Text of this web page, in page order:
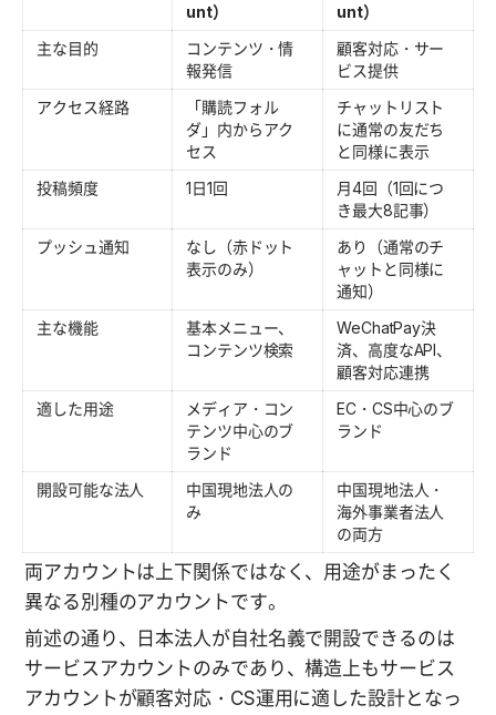
unt）
unt）
主な目的
コンテンツ・情
報発信
顧客対応・サー
ビス提供
アクセス経路
「購読フォル
ダ」内からアク
セス
チャットリスト
に通常の友だち
と同様に表示
投稿頻度
1日1回
月4回（1回につ
き最大8記事）
プッシュ通知
なし（赤ドット
表示のみ）
あり（通常のチ
ャットと同様に
通知）
主な機能
基本メニュー、
コンテンツ検索
WeChatPay決
済、高度なAPI、
顧客対応連携
適した用途
メディア・コン
テンツ中心のブ
ランド
EC・CS中心のブ
ランド
開設可能な法人
中国現地法人の
み
中国現地法人・
海外事業者法人
の両方
両アカウントは上下関係ではなく、用途がまったく
異なる別種のアカウントです。
前述の通り、日本法人が自社名義で開設できるのは
サービスアカウントのみであり、構造上もサービス
アカウントが顧客対応・CS運用に適した設計となっ